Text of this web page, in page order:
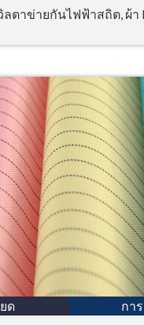
ลตาข่ายกันไฟฟ้าสถิต, ผ้า
ด
กา